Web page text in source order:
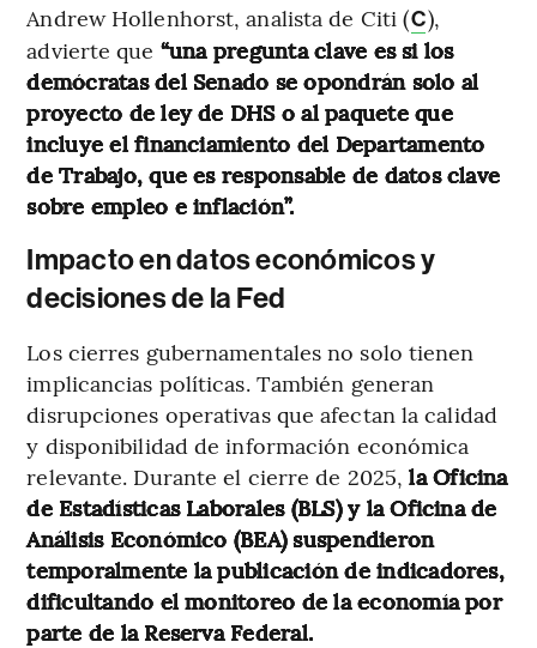
Andrew Hollenhorst, analista de Citi (C),
advierte que “una pregunta clave es si los
demócratas del Senado se opondrán solo al
proyecto de ley de DHS o al paquete que
incluye el financiamiento del Departamento
de Trabajo, que es responsable de datos clave
sobre empleo e inflación”.
Impacto en datos económicos y
decisiones de la Fed
Los cierres gubernamentales no solo tienen
implicancias políticas. También generan
disrupciones operativas que afectan la calidad
y disponibilidad de información económica
relevante. Durante el cierre de 2025, la Oficina
de Estadísticas Laborales (BLS) y la Oficina de
Análisis Económico (BEA) suspendieron
temporalmente la publicación de indicadores,
dificultando el monitoreo de la economía por
parte de la Reserva Federal.